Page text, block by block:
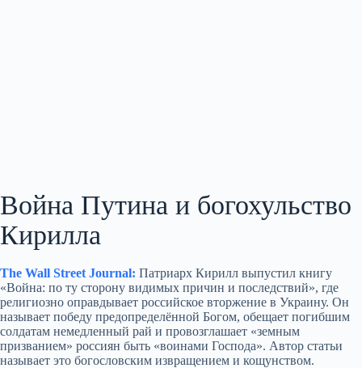
Война Путина и богохульство
Кирилла
The Wall Street Journal: Патриарх Кирилл выпустил книгу
«Война: по ту сторону видимых причин и последствий», где
религиозно оправдывает российское вторжение в Украину. Он
называет победу предопределённой Богом, обещает погибшим
солдатам немедленный рай и провозглашает «земным
призванием» россиян быть «воинами Господа». Автор статьи
называет это богословским извращением и кощунством.